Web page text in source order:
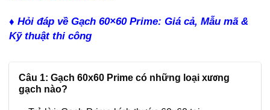
♦ Hỏi đáp về Gạch 60×60 Prime: Giá cả, Mẫu mã &
Kỹ thuật thi công
Câu 1: Gạch 60x60 Prime có những loại xương
gạch nào?